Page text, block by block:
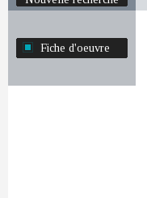
Fiche d'oeuvre